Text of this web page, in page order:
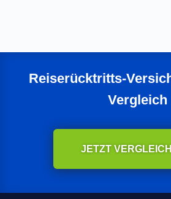
Reiserücktritts-
Vergleich
JETZT